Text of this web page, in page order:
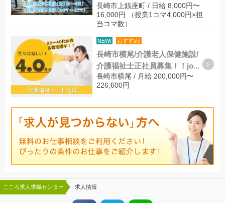
長崎市上銭座町 / 日給 8,000円〜
16,000円 （授業1コマ4,000円×担
当コマ数）
NEW! おすすめ!
長崎市横尾/介護老人保健施設/
介護福祉士正社員募集！！jo...
長崎市横尾 / 月給 200,000円〜
226,600円
こころ求人求職センター 求人情報